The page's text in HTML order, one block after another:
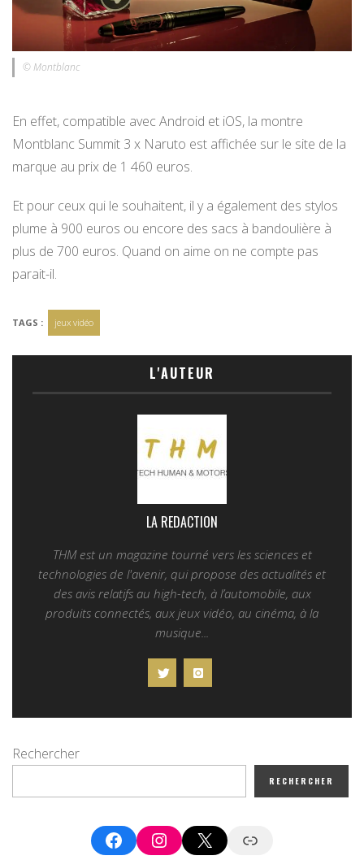
© Montblanc
En effet, compatible avec Android et iOS, la montre
Montblanc Summit 3 x Naruto est affichée sur le site de la
marque au prix de 1 460 euros.
Et pour ceux qui le souhaitent, il y a également des stylos
plume à 900 euros ou encore des sacs à bandoulière à
plus de 700 euros. Quand on aime on ne compte pas
parait-il.
TAGS : jeux vidéo
L'AUTEUR
LA REDACTION
THM est un magazine tourné vers les sciences et
technologies de l'avenir, qui propose des actualités et
des avis relatifs au high-tech, à l’automobile, aux
produits connectés, aux jeux vidéo, au cinéma, à la
musique...
Rechercher
RECHERCHER
FacebookInstagram
X Google News